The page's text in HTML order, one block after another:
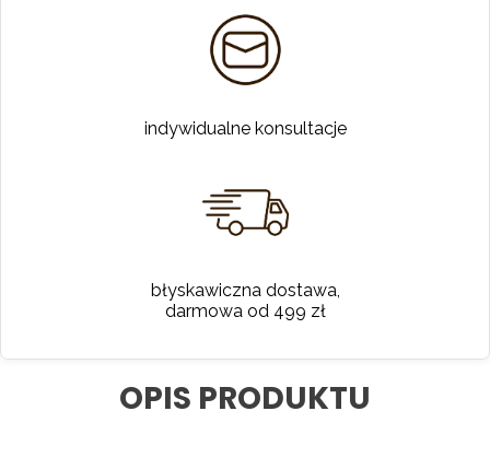
indywidualne konsultacje
błyskawiczna dostawa,
darmowa od 499 zł
OPIS PRODUKTU